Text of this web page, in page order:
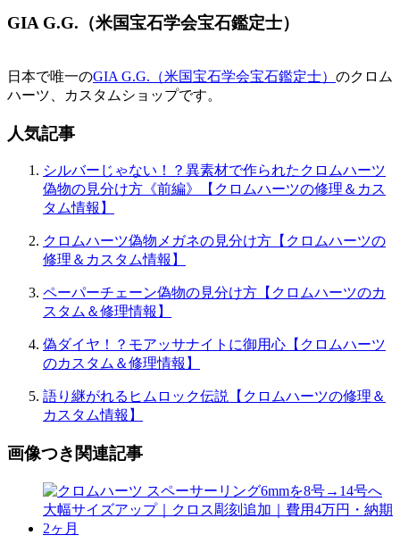
GIA G.G.（米国宝石学会宝石鑑定士）
日本で唯一のGIA G.G.（米国宝石学会宝石鑑定士） のクロム
ハーツ、カスタムショップです。
人気記事
シルバーじゃない！？異素材で作られたクロムハーツ
偽物の見分け方《前編》【クロムハーツの修理＆カス
タム情報】
クロムハーツ偽物メガネの見分け方【クロムハーツの
修理＆カスタム情報】
ペーパーチェーン偽物の見分け方【クロムハーツのカ
スタム＆修理情報】
偽ダイヤ！？モアッサナイトに御用心【クロムハーツ
のカスタム＆修理情報】
語り継がれるヒムロック伝説【クロムハーツの修理＆
カスタム情報】
画像つき関連記事